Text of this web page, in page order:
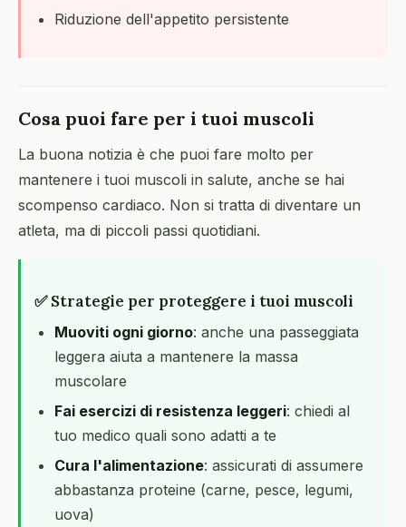
Riduzione dell'appetito persistente
Cosa puoi fare per i tuoi muscoli
La buona notizia è che puoi fare molto per
mantenere i tuoi muscoli in salute, anche se hai
scompenso cardiaco. Non si tratta di diventare un
atleta, ma di piccoli passi quotidiani.
✅ Strategie per proteggere i tuoi muscoli
Muoviti ogni giorno: anche una passeggiata
leggera aiuta a mantenere la massa
muscolare
Fai esercizi di resistenza leggeri: chiedi al
tuo medico quali sono adatti a te
Cura l'alimentazione: assicurati di assumere
abbastanza proteine (carne, pesce, legumi,
uova)